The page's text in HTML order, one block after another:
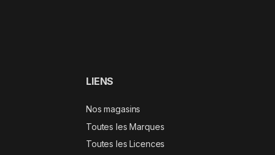
LIENS
Nos magasins
Toutes les Marques
Toutes les Licences